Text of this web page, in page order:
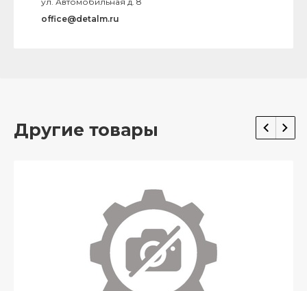
office@detalm.ru
Другие товары